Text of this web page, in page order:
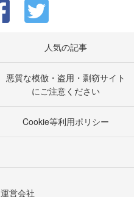
人気の記事
悪質な模倣・盗用・剽窃サイト
にご注意ください
Cookie等利用ポリシー
運営会社